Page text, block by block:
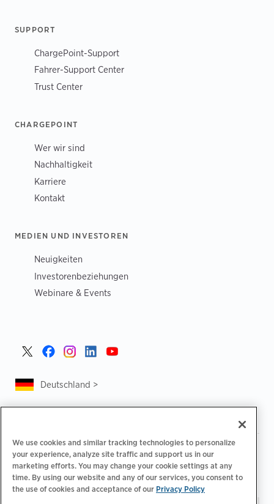
SUPPORT
ChargePoint-Support
Fahrer-Support Center
Trust Center
CHARGEPOINT
Wer wir sind
Nachhaltigkeit
Karriere
Kontakt
MEDIEN UND INVESTOREN
Neuigkeiten
Investorenbeziehungen
Webinare & Events
Deutschland >
Datenschutzrichtlinie | Ihre Datenschutzoptionen
Rechtliches | Abrechnung zur Barrierefreiheit |
Verhaltenskodex für Lieferanten | EPR-Informationen |
Impressum
We use cookies and similar tracking technologies to personalize
your experience, analyze site traffic and support us in our
marketing efforts. You may change your cookie settings at any
time. By using our website and any of our services, you consent to
the use of cookies and acceptance of our Privacy Policy